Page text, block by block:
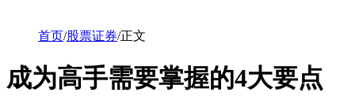
首页/股票证券/正文
成为高手需要掌握的4大要点